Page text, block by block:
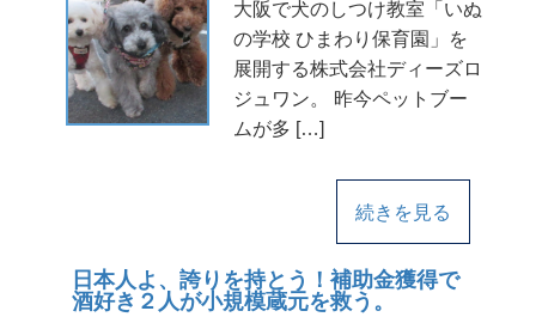
大阪で犬のしつけ教室「いぬ
の学校 ひまわり保育園」を
展開する株式会社ディーズロ
ジュワン。 昨今ペットブー
ムが多 […]
続きを見る
日本人よ、誇りを持とう！補助金獲得で
酒好き２人が小規模蔵元を救う。